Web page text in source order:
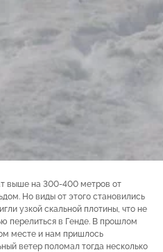
выше на 300-400 метров от
Но виды от этого становились
узкой скальной плотины, что не
перелиться в Генде. В прошлом
месте и нам пришлось
ветер поломал тогда несколько